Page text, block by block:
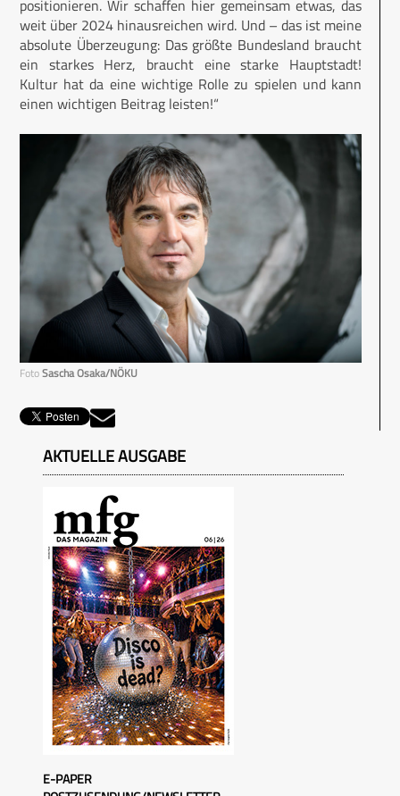
positionieren. Wir schaffen hier gemeinsam etwas, das
weit über 2024 hinausreichen wird. Und – das ist meine
absolute Überzeugung: Das größte Bundesland braucht
ein starkes Herz, braucht eine starke Hauptstadt!
Kultur hat da eine wichtige Rolle zu spielen und kann
einen wichtigen Beitrag leisten!“
FotoSascha Osaka/NÖKU
AKTUELLE AUSGABE
E-PAPER